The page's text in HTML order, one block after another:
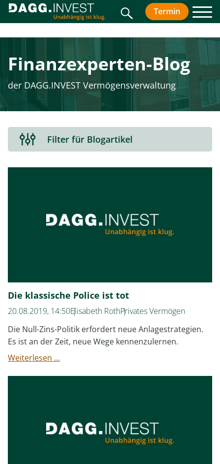
SucheTermin
Finanz­experten-Blog
der DAGG.INVEST Vermögensverwaltung
aus-
oder
Filter für Blogartikel
Die klassische Police ist tot
20.08.2019, 14:50Elisabeth RothPrivates Vermögen
Die Null-Zins-Politik erfordert neue Anlagestrategien.
Es ist an der Zeit, neue Wege kennenzulernen.
Weiterlesen …Die